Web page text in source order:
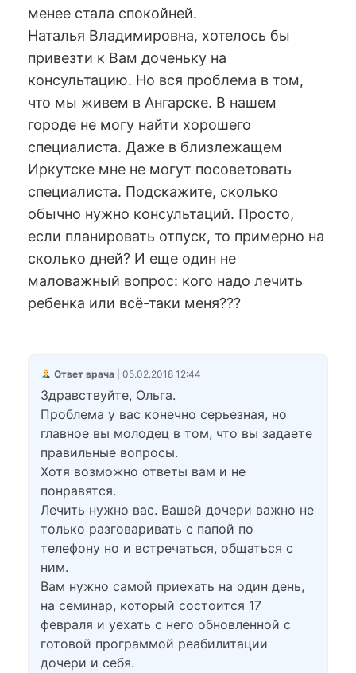
менее стала спокойней.
Наталья Владимировна, хотелось бы
привезти к Вам доченьку на
консультацию. Но вся проблема в том,
что мы живем в Ангарске. В нашем
городе не могу найти хорошего
специалиста. Даже в близлежащем
Иркутске мне не могут посоветовать
специалиста. Подскажите, сколько
обычно нужно консультаций. Просто,
если планировать отпуск, то примерно на
сколько дней? И еще один не
маловажный вопрос: кого надо лечить
ребенка или всё-таки меня???
Ответ врача| 05.02.2018 12:44
Здравствуйте, Ольга.
Проблема у вас конечно серьезная, но
главное вы молодец в том, что вы задаете
правильные вопросы.
Хотя возможно ответы вам и не
понравятся.
Лечить нужно вас. Вашей дочери важно не
только разговаривать с папой по
телефону но и встречаться, общаться с
ним.
Вам нужно самой приехать на один день,
на семинар, который состоится 17
февраля и уехать с него обновленной с
готовой программой реабилитации
дочери и себя.